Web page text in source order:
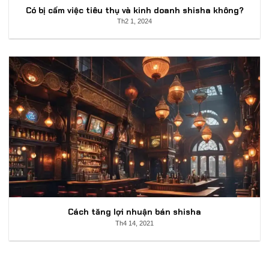
Có bị cấm việc tiêu thụ và kinh doanh shisha không?
Th2 1, 2024
Cách tăng lợi nhuận bán shisha
Th4 14, 2021